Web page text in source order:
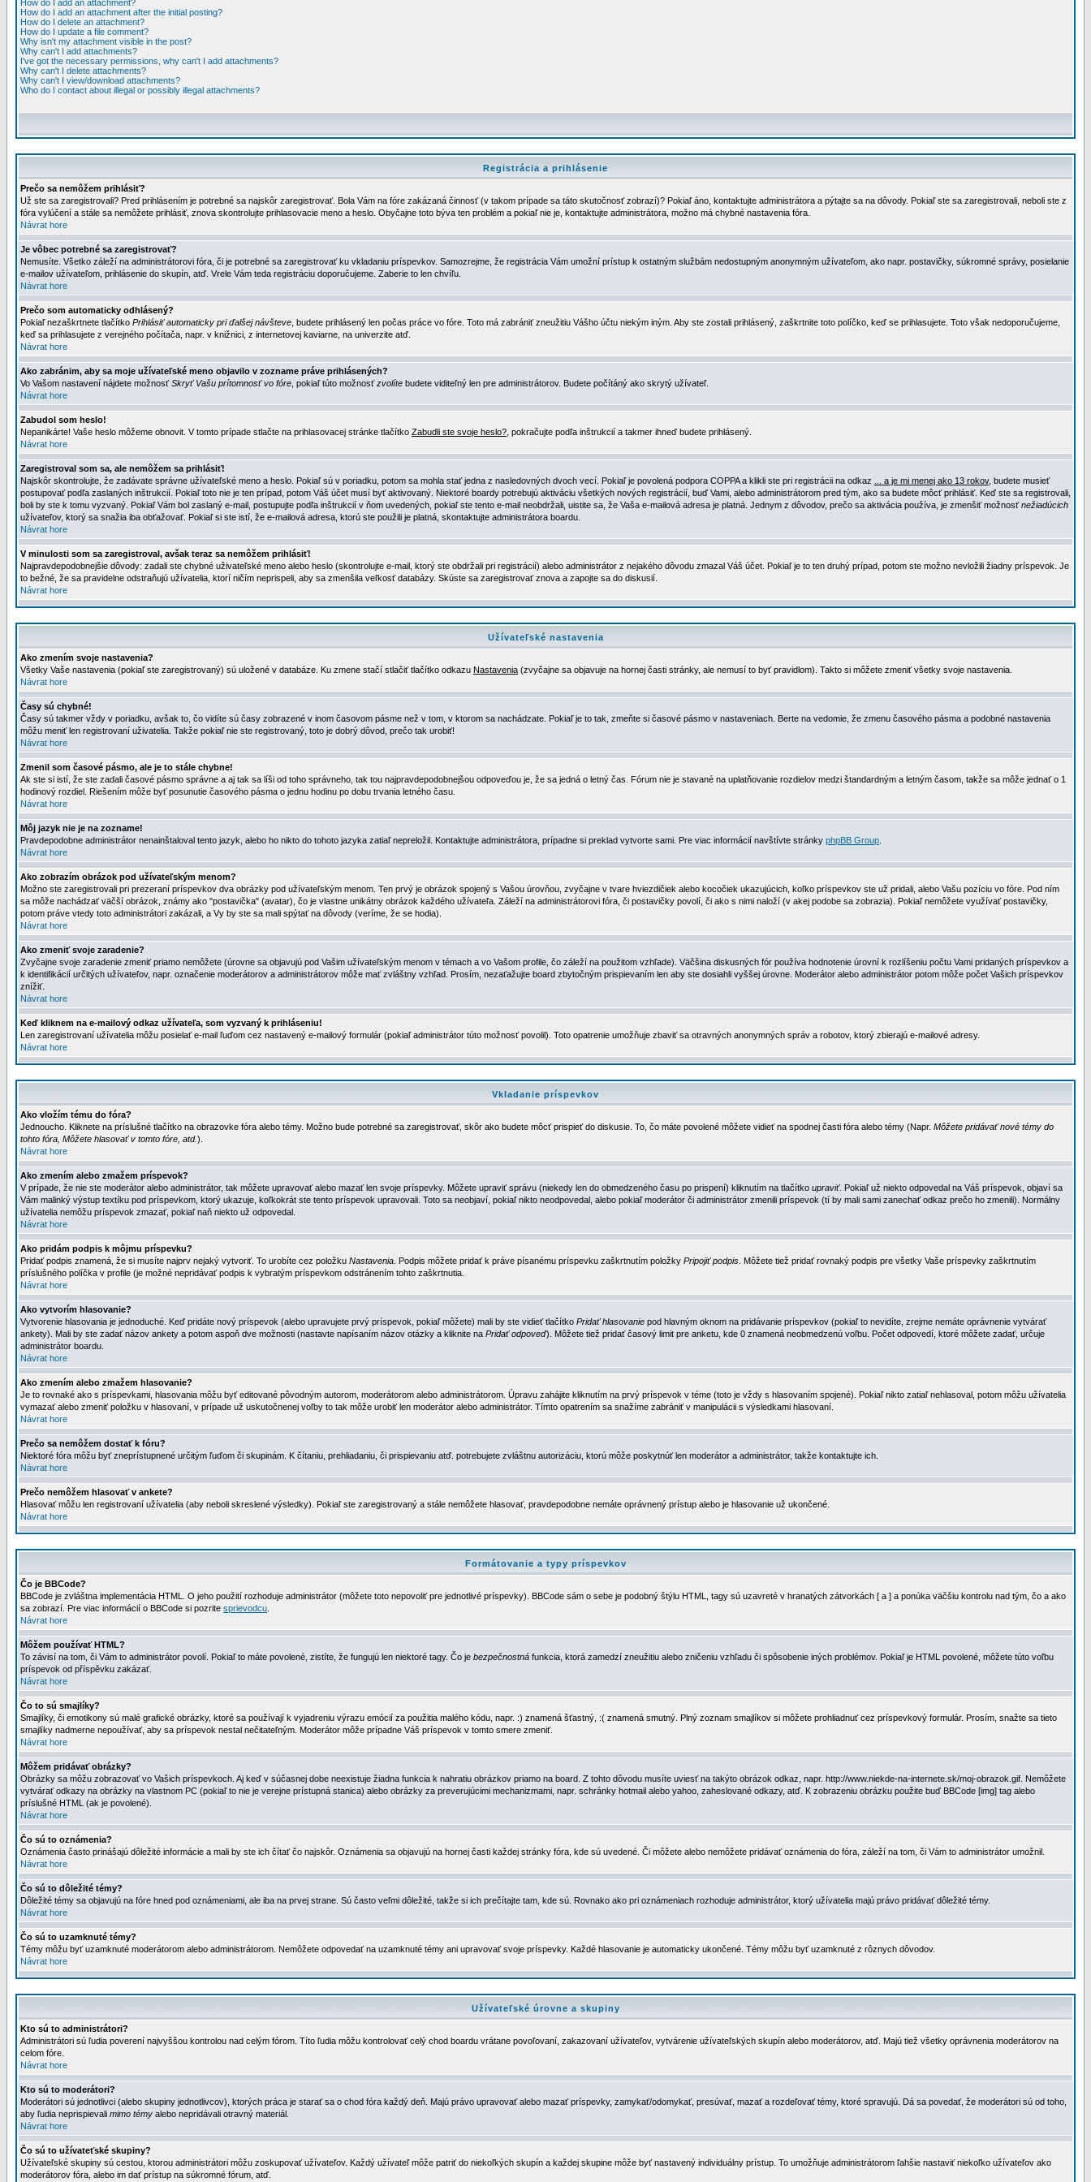
How do I add an attachment?
How do I add an attachment after the initial posting?
How do I delete an attachment?
How do I update a file comment?
Why isn't my attachment visible in the post?
Why can't I add attachments?
I've got the necessary permissions, why can't I add attachments?
Why can't I delete attachments?
Why can't I view/download attachments?
Who do I contact about illegal or possibly illegal attachments?
Registrácia a prihlásenie
Prečo sa nemôžem prihlásiť?
Už ste sa zaregistrovali? Pred prihlásením je potrebné sa najskôr zaregistrovať. Bola Vám na fóre zakázaná činnosť (v takom prípade sa táto skutočnosť zobrazí)? Pokiaľ áno, kontaktujte administrátora a pýtajte sa na dôvody. Pokiaľ ste sa zaregistrovali, neboli ste z
fóra vylúčení a stále sa nemôžete prihlásiť, znova skontrolujte prihlasovacie meno a heslo. Obyčajne toto býva ten problém a pokiaľ nie je, kontaktujte administrátora, možno má chybné nastavenia fóra.
Návrat hore
Je vôbec potrebné sa zaregistrovať?
Nemusíte. Všetko záleží na administrátorovi fóra, či je potrebné sa zaregistrovať ku vkladaniu príspevkov. Samozrejme, že registrácia Vám umožní prístup k ostatným službám nedostupným anonymným užívateľom, ako napr. postavičky, súkromné správy, posielanie
e-mailov užívateľom, prihlásenie do skupín, atď. Vrele Vám teda registráciu doporučujeme. Zaberie to len chvíľu.
Návrat hore
Prečo som automaticky odhlásený?
Pokiaľ nezaškrtnete tlačítko Prihlásiť automaticky pri ďalšej návšteve , budete prihlásený len počas práce vo fóre. Toto má zabrániť zneužitiu Vášho účtu niekým iným. Aby ste zostali prihlásený, zaškrtnite toto políčko, keď se prihlasujete. Toto však nedoporučujeme,
keď sa prihlasujete z verejného počítača, napr. v knižnici, z internetovej kaviarne, na univerzite atď.
Návrat hore
Ako zabránim, aby sa moje užívateľské meno objavilo v zozname práve prihlásených?
Vo Vašom nastavení nájdete možnosťSkryť Vašu prítomnosť vo fóre , pokiaľ túto možnosťzvolíte budete viditeľný len pre administrátorov. Budete počítáný ako skrytý užívateľ.
Návrat hore
Zabudol som heslo!
Nepanikárte! Vaše heslo môžeme obnovit. V tomto prípade stlačte na prihlasovacej stránke tlačítko Zabudli ste svoje heslo? , pokračujte podľa inštrukcií a takmer ihneď budete prihlásený.
Návrat hore
Zaregistroval som sa, ale nemôžem sa prihlásiť!
Najskôr skontrolujte, že zadávate správne užívateľské meno a heslo. Pokiaľ sú v poriadku, potom sa mohla stať jedna z nasledovných dvoch vecí. Pokiaľ je povolená podpora COPPA a klikli ste pri registrácii na odkaz
... a je mi menej ako 13 rokov, budete musieť
postupovať podľa zaslaných inštrukcií. Pokiaľ toto nie je ten prípad, potom Váš účet musí byť aktivovaný. Niektoré boardy potrebujú aktiváciu všetkých nových registrácií, buď Vami, alebo administrátorom pred tým, ako sa budete môcť prihlásiť. Keď ste sa registrovali,
boli by ste k tomu vyzvaný. Pokiaľ Vám bol zaslaný e-mail, postupujte podľa inštrukcií v ňom uvedených, pokiaľ ste tento e-mail neobdržali, uistite sa, že Vaša e-mailová adresa je platná. Jednym z dôvodov, prečo sa aktivácia používa, je zmenšiť možnosťnežiadúcich
užívateľov, ktorý sa snažia iba obťažovať. Pokiaľ si ste istí, že e-mailová adresa, ktorú ste použili je platná, skontaktujte administrátora boardu.
Návrat hore
V minulosti som sa zaregistroval, avšak teraz sa nemôžem prihlásiť!
Najpravdepodobnejšie dôvody: zadali ste chybné uživateľské meno alebo heslo (skontrolujte e-mail, ktorý ste obdržali pri registrácií) alebo administrátor z nejakého dôvodu zmazal Váš účet. Pokiaľ je to ten druhý prípad, potom ste možno nevložili žiadny príspevok. Je
to bežné, že sa pravidelne odstraňujú užívatelia, ktorí ničím neprispeli, aby sa zmenšila veľkosť databázy. Skúste sa zaregistrovať znova a zapojte sa do diskusií.
Návrat hore
Užívateľské nastavenia
Ako zmením svoje nastavenia?
Všetky Vaše nastavenia (pokiaľ ste zaregistrovaný) sú uložené v databáze. Ku zmene stačí stlačiť tlačítko odkazu Nastavenia (zvyčajne sa objavuje na hornej časti stránky, ale nemusí to byť pravidlom). Takto si môžete zmeniť všetky svoje nastavenia.
Návrat hore
Časy sú chybné!
Časy sú takmer vždy v poriadku, avšak to, čo vidíte sú časy zobrazené v inom časovom pásme než v tom, v ktorom sa nachádzate. Pokiaľ je to tak, zmeňte si časové pásmo v nastaveniach. Berte na vedomie, že zmenu časového pásma a podobné nastavenia
môžu meniť len registrovaní uživatelia. Takže pokiaľ nie ste registrovaný, toto je dobrý dôvod, prečo tak urobiť!
Návrat hore
Zmenil som časové pásmo, ale je to stále chybne!
Ak ste si istí, že ste zadali časové pásmo správne a aj tak sa líši od toho správneho, tak tou najpravdepodobnejšou odpoveďou je, že sa jedná o letný čas. Fórum nie je stavané na uplatňovanie rozdielov medzi štandardným a letným časom, takže sa môže jednať o 1
hodinový rozdiel. Riešením môže byť posunutie časového pásma o jednu hodinu po dobu trvania letného času.
Návrat hore
Môj jazyk nie je na zozname!
Pravdepodobne administrátor nenainštaloval tento jazyk, alebo ho nikto do tohoto jazyka zatiaľ nepreložil. Kontaktujte administrátora, prípadne si preklad vytvorte sami. Pre viac informácií navštívte stránky phpBB Group
Návrat hore
Ako zobrazím obrázok pod užívateľským menom?
Možno ste zaregistrovali pri prezeraní príspevkov dva obrázky pod užívateľským menom. Ten prvý je obrázok spojený s Vašou úrovňou, zvyčajne v tvare hviezdičiek alebo kocočiek ukazujúcich, koľko príspevkov ste už pridali, alebo Vašu pozíciu vo fóre. Pod ním
sa môže nachádzať väčší obrázok, známy ako "postavička" (avatar), čo je vlastne unikátny obrázok každého užívateľa. Záleží na administrátorovi fóra, či postavičky povolí, či ako s nimi naloží (v akej podobe sa zobrazia). Pokiaľ nemôžete využívať postavičky,
potom práve vtedy toto administrátori zakázali, a Vy by ste sa mali spýtať na dôvody (veríme, že se hodia).
Návrat hore
Ako zmeniť svoje zaradenie?
Zvyčajne svoje zaradenie zmeniť priamo nemôžete (úrovne sa objavujú pod Vašim užívateľským menom v témach a vo Vašom profile, čo záleží na použitom vzhľade). Väčšina diskusných fór používa hodnotenie úrovní k rozlíšeniu počtu Vami pridaných príspevkov a
k identifikácií určitých užívateľov, napr. označenie moderátorov a administrátorov môže mať zvláštny vzhľad. Prosím, nezaťažujte board zbytočným prispievaním len aby ste dosiahli vyššej úrovne. Moderátor alebo administrátor potom môže počet Vašich príspevkov
znížiť.
Návrat hore
Keď kliknem na e-mailový odkaz užívateľa, som vyzvaný k prihláseniu!
Len zaregistrovaní užívatelia môžu posielať e-mail ľuďom cez nastavený e-mailový formulár (pokiaľ administrátor túto možnosť povolil). Toto opatrenie umožňuje zbaviť sa otravných anonymných správ a robotov, ktorý zbierajú e-mailové adresy.
Návrat hore
Vkladanie príspevkov
Ako vložím tému do fóra?
Jednoucho. Kliknete na príslušné tlačítko na obrazovke fóra alebo témy. Možno bude potrebné sa zaregistrovať, skôr ako budete môcť prispieť do diskusie. To, čo máte povolené môžete vidieť na spodnej časti fóra alebo témy (Napr. Môžete pridávať nové témy do
tohto fóra, Môžete hlasovať v tomto fóre, atd.).
Návrat hore
Ako zmením alebo zmažem príspevok?
V prípade, že nie ste moderátor alebo administrátor, tak môžete upravovať alebo mazať len svoje príspevky. Môžete upraviť správu (niekedy len do obmedzeného času po prispení) kliknutím na tlačítko upraviť. Pokiaľ už niekto odpovedal na Váš príspevok, objaví sa
Vám malinký výstup textíku pod príspevkom, ktorý ukazuje, koľkokrát ste tento príspevok upravovali. Toto sa neobjaví, pokiaľ nikto neodpovedal, alebo pokiaľ moderátor či administrátor zmenili príspevok (tí by mali sami zanechať odkaz prečo ho zmenili). Normálny
užívatelia nemôžu príspevok zmazať, pokiaľ naň niekto už odpovedal.
Návrat hore
Ako pridám podpis k môjmu príspevku?
Pridať podpis znamená, že si musíte najprv nejaký vytvoriť. To urobíte cez položku Nastavenia . Podpis môžete pridať k práve písanému príspevku zaškrtnutím položky Pripojiť podpis . Môžete tiež pridať rovnaký podpis pre všetky Vaše príspevky zaškrtnutím
príslušného políčka v profile (je možné nepridávať podpis k vybratým príspevkom odstránením tohto zaškrtnutia.
Návrat hore
Ako vytvorím hlasovanie?
Vytvorenie hlasovania je jednoduché. Keď pridáte nový príspevok (alebo upravujete prvý príspevok, pokiaľ môžete) mali by ste vidieť tlačítko Pridať hlasovanie pod hlavným oknom na pridávanie príspevkov (pokiaľ to nevidíte, zrejme nemáte oprávnenie vytvárať
ankety). Mali by ste zadať názov ankety a potom aspoň dve možnosti (nastavte napísaním názov otázky a kliknite na Pridať odpoveď). Môžete tiež pridať časový limit pre anketu, kde 0 znamená neobmedzenú voľbu. Počet odpovedí, ktoré môžete zadať, určuje
administrátor boardu.
Návrat hore
Ako zmením alebo zmažem hlasovanie?
Je to rovnaké ako s príspevkami, hlasovania môžu byť editované pôvodným autorom, moderátorom alebo administrátorom. Úpravu zahájite kliknutím na prvý príspevok v téme (toto je vždy s hlasovaním spojené). Pokiaľ nikto zatiaľ nehlasoval, potom môžu užívatelia
vymazať alebo zmeniť položku v hlasovaní, v prípade už uskutočnenej voľby to tak môže urobiť len moderátor alebo administrátor. Tímto opatrením sa snažíme zabrániť v manipulácii s výsledkami hlasovaní.
Návrat hore
Prečo sa nemôžem dostať k fóru?
Niektoré fóra môžu byť zneprístupnené určitým ľuďom či skupinám. K čítaniu, prehliadaniu, či prispievaniu atď. potrebujete zvláštnu autorizáciu, ktorú môže poskytnúť len moderátor a administrátor, takže kontaktujte ich.
Návrat hore
Prečo nemôžem hlasovať v ankete?
Hlasovať môžu len registrovaní užívatelia (aby neboli skreslené výsledky). Pokiaľ ste zaregistrovaný a stále nemôžete hlasovať, pravdepodobne nemáte oprávnený prístup alebo je hlasovanie už ukončené.
Návrat hore
Formátovanie a typy príspevkov
Čo je BBCode?
BBCode je zvláštna implementácia HTML. O jeho použití rozhoduje administrátor (môžete toto nepovoliť pre jednotlivé príspevky). BBCode sám o sebe je podobný štýlu HTML, tagy sú uzavreté v hranatých zátvorkách [ a ] a ponúka väčšiu kontrolu nad tým, čo a ako
sa zobrazí. Pre viac informácií o BBCode si pozrite sprievodcu
Návrat hore
Môžem používať HTML?
To závisí na tom, či Vám to administrátor povolí. Pokiaľ to máte povolené, zistíte, že fungujú len niektoré tagy. Čo je bezpečnostná funkcia, ktorá zamedzí zneužitiu alebo zničeniu vzhľadu či spôsobenie iných problémov. Pokiaľ je HTML povolené, môžete túto voľbu
príspevok od příspěvku zakázať.
Návrat hore
Čo to sú smajlíky?
Smajlíky, či emotikony sú malé grafické obrázky, ktoré sa používají k vyjadreniu výrazu emócií za použitia malého kódu, napr. :) znamená šťastný, :( znamená smutný. Plný zoznam smajlíkov si môžete prohliadnuť cez príspevkový formulár. Prosím, snažte sa tieto
smajlíky nadmerne nepoužívať, aby sa príspevok nestal nečitateľným. Moderátor môže prípadne Váš príspevok v tomto smere zmeniť.
Návrat hore
Môžem pridávať obrázky?
Obrázky sa môžu zobrazovať vo Vašich príspevkoch. Aj keď v súčasnej dobe neexistuje žiadna funkcia k nahratiu obrázkov priamo na board. Z tohto dôvodu musíte uviesť na takýto obrázok odkaz, napr. http://www.niekde-na-internete.sk/moj-obrazok.gif. Nemôžete
vytvárať odkazy na obrázky na vlastnom PC (pokiaľ to nie je verejne prístupná stanica) alebo obrázky za preverujúcimi mechanizmami, napr. schránky hotmail alebo yahoo, zaheslované odkazy, atď. K zobrazeniu obrázku použite buď BBCode [img] tag alebo
príslušné HTML (ak je povolené).
Návrat hore
Čo sú to oznámenia?
Oznámenia často prinášajú dôležité informácie a mali by ste ich čítať čo najskôr. Oznámenia sa objavujú na hornej časti každej stránky fóra, kde sú uvedené. Či môžete alebo nemôžete pridávať oznámenia do fóra, záleží na tom, či Vám to administrátor umožnil.
Návrat hore
Čo sú to dôležité témy?
Dôležité témy sa objavujú na fóre hned pod oznámeniami, ale iba na prvej strane. Sú často veľmi dôležité, takže si ich prečítajte tam, kde sú. Rovnako ako pri oznámeniach rozhoduje administrátor, ktorý užívatelia majú právo pridávať dôležité témy.
Návrat hore
Čo sú to uzamknuté témy?
Témy môžu byť uzamknuté moderátorom alebo administrátorom. Nemôžete odpovedať na uzamknuté témy ani upravovať svoje príspevky. Každé hlasovanie je automaticky ukončené. Témy môžu byť uzamknuté z rôznych dôvodov.
Návrat hore
Užívateľské úrovne a skupiny
Kto sú to administrátori?
Administrátori sú ľudia poverení najvyššou kontrolou nad celým fórom. Títo ľudia môžu kontrolovať celý chod boardu vrátane povoľovaní, zakazovaní užívateľov, vytvárenie užívateľských skupín alebo moderátorov, atď. Majú tiež všetky oprávnenia moderátorov na
celom fóre.
Návrat hore
Kto sú to moderátori?
Moderátori sú jednotlivci (alebo skupiny jednotlivcov), ktorých práca je starať sa o chod fóra každý deň. Majú právo upravovať alebo mazať príspevky, zamykať/odomykať, presúvať, mazať a rozdeľovať témy, ktoré spravujú. Dá sa povedať, že moderátori sú od toho,
aby ľudia neprispievali mimo témy alebo nepridávali otravný materiál.
Návrat hore
Čo sú to užívateťské skupiny?
Užívateľské skupiny sú cestou, ktorou administrátori môžu zoskupovať užívateľov. Každý užívateľ môže patriť do niekoľkých skupín a každej skupine môže byť nastavený individuálny prístup. To umožňuje administrátorom ľahšie nastaviť niekoľko užívateľov ako
moderátorov fóra, alebo im dať prístup na súkromné fórum, atď.